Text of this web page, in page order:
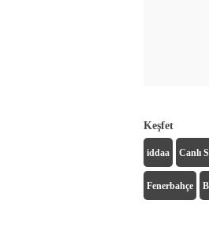
Keşfet
iddaa Canlı
Fenerbahçe